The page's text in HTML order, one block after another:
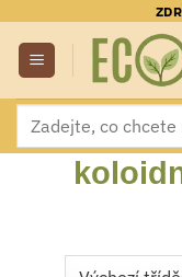
obsah
Hledat: